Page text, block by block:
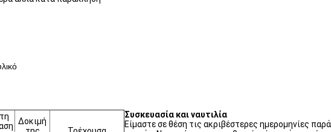
Δοκιμή
Συσκευασία και ναυτιλία
Είμαστε σε θέση τις ακριβέστερες ημερομηνίες